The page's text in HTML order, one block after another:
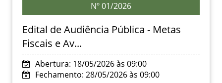
Nº 01/2026
Edital de Audiência Pública - Metas
Fiscais e Av...
Abertura: 18/05/2026 às 09:00
Fechamento: 28/05/2026 às 09:00